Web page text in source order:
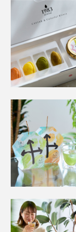
だし酢、だし醤
がたっぷり利い
◎。